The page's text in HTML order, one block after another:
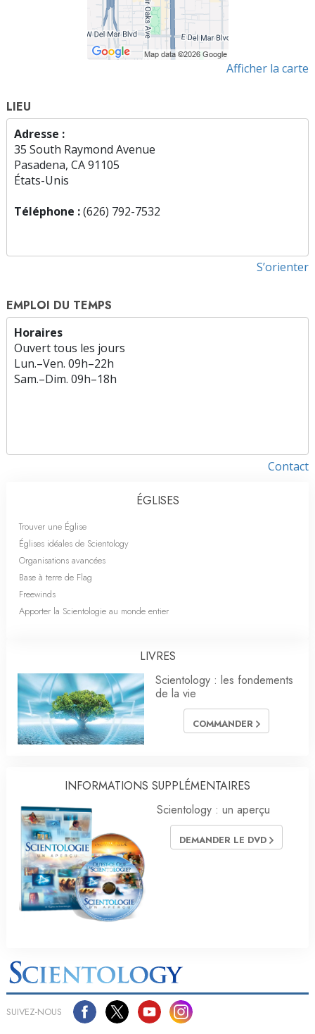
Afficher la carte
LIEU
Adresse :
35 South Raymond Avenue
Pasadena, CA 91105
États-Unis
Téléphone :(626) 792-7532
S’orienter
EMPLOI DU TEMPS
Horaires
Ouvert tous les jours
Lun.–Ven. 09h–22h
Sam.–Dim. 09h–18h
Contact
ÉGLISES
Trouver une Église
Églises idéales de Scientology
Organisations avancées
Base à terre de Flag
Freewinds
Apporter la Scientologie au monde entier
LIVRES
Scientology : les fondements
de la vie
COMMANDER
INFORMATIONS SUPPLÉMENTAIRES
Scientology : un aperçu
DEMANDER LE DVD
SUIVEZ-NOUS